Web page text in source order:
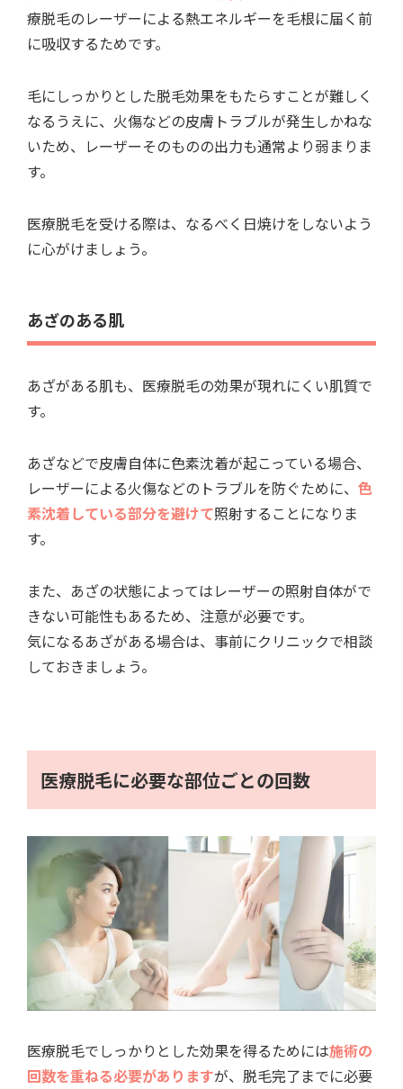
療脱毛のレーザーによる熱エネルギーを毛根に届く前
に吸収するためです。
毛にしっかりとした脱毛効果をもたらすことが難しく
なるうえに、火傷などの皮膚トラブルが発生しかねな
いため、レーザーそのものの出力も通常より弱まりま
す。
医療脱毛を受ける際は、なるべく日焼けをしないよう
に心がけましょう。
あざのある肌
あざがある肌も、医療脱毛の効果が現れにくい肌質で
す。
あざなどで皮膚自体に色素沈着が起こっている場合、
レーザーによる火傷などのトラブルを防ぐために、 色
素沈着している部分を避けて照射することになりま
す。
また、あざの状態によってはレーザーの照射自体がで
きない可能性もあるため、注意が必要です。
気になるあざがある場合は、事前にクリニックで相談
しておきましょう。
医療脱毛に必要な部位ごとの回数
医療脱毛でしっかりとした効果を得るためには施術の
回数を重ねる必要がありますが、脱毛完了までに必要